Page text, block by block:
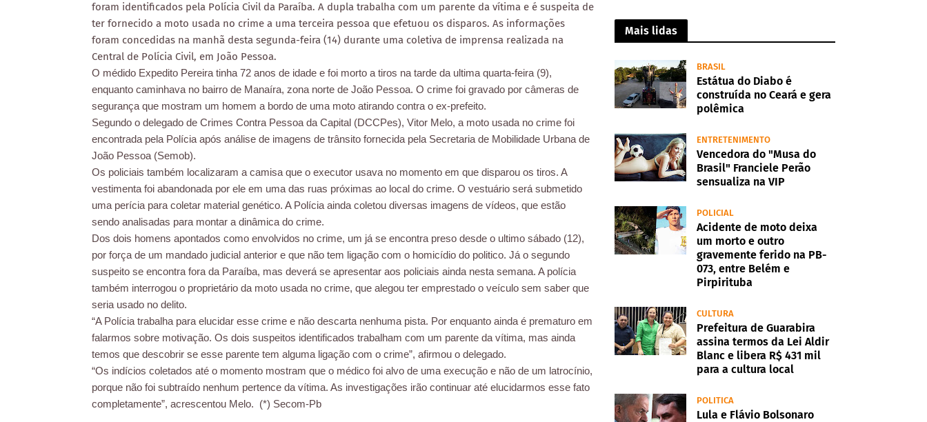
foram identificados pela Polícia Civil da Paraíba. A dupla trabalha com um parente da vítima e é suspeita de
ter fornecido a moto usada no crime a uma terceira pessoa que efetuou os disparos. As informações
foram concedidas na manhã desta segunda-feira (14) durante uma coletiva de imprensa realizada na
Central de Polícia Civil, em João Pessoa.
O médido Expedito Pereira tinha 72 anos de idade e foi morto a tiros na tarde da ultima quarta-feira (9),
enquanto caminhava no bairro de Manaíra, zona norte de João Pessoa. O crime foi gravado por câmeras de
segurança que mostram um homem a bordo de uma moto atirando contra o ex-prefeito.
Segundo o delegado de Crimes Contra Pessoa da Capital (DCCPes), Vitor Melo, a moto usada no crime foi
encontrada pela Polícia após análise de imagens de trânsito fornecida pela Secretaria de Mobilidade Urbana de
João Pessoa (Semob).
Os policiais também localizaram a camisa que o executor usava no momento em que disparou os tiros. A
vestimenta foi abandonada por ele em uma das ruas próximas ao local do crime. O vestuário será submetido
uma perícia para coletar material genético. A Polícia ainda coletou diversas imagens de vídeos, que estão
sendo analisadas para montar a dinâmica do crime.
Dos dois homens apontados como envolvidos no crime, um já se encontra preso desde o ultimo sábado (12),
por força de um mandado judicial anterior e que não tem ligação com o homicídio do politico. Já o segundo
suspeito se encontra fora da Paraíba, mas deverá se apresentar aos policiais ainda nesta semana. A polícia
também interrogou o proprietário da moto usada no crime, que alegou ter emprestado o veículo sem saber que
seria usado no delito.
“A Polícia trabalha para elucidar esse crime e não descarta nenhuma pista. Por enquanto ainda é prematuro em
falarmos sobre motivação. Os dois suspeitos identificados trabalham com um parente da vítima, mas ainda
temos que descobrir se esse parente tem alguma ligação com o crime”, afirmou o delegado.
“Os indícios coletados até o momento mostram que o médico foi alvo de uma execução e não de um latrocínio,
porque não foi subtraído nenhum pertence da vítima. As investigações irão continuar até elucidarmos esse fato
completamente”, acrescentou Melo. (*) Secom-Pb
Mais lidas
BRASIL
Estátua do Diabo é
construída no Ceará e gera
polêmica
ENTRETENIMENTO
Vencedora do "Musa do
Brasil" Franciele Perão
sensualiza na VIP
POLICIAL
Acidente de moto deixa
um morto e outro
gravemente ferido na PB-
073, entre Belém e
Pirpirituba
CULTURA
Prefeitura de Guarabira
assina termos da Lei Aldir
Blanc e libera R$ 431 mil
para a cultura local
POLITICA
Lula e Flávio Bolsonaro